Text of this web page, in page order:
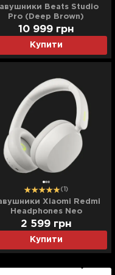
Beats Studio
Pro (Deep Brown)
Купити
10 999 грн
(1)
Xiaomi Redmi
Headphones Neo
(BHR08W2GL) (Sand
White)
Купити
2 599 грн